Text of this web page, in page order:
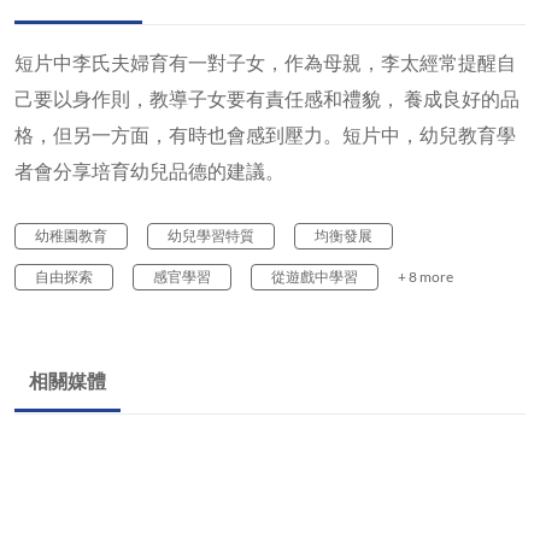
短片中李氏夫婦育有一對子女，作為母親，李太經常提醒自
己要以身作則，教導子女要有責任感和禮貌， 養成良好的品
格，但另一方面，有時也會感到壓力。短片中，幼兒教育學
者會分享培育幼兒品德的建議。
幼稚園教育 幼兒學習特質 均衡發展
自由探索 感官學習 從遊戲中學習 + 8 more
相關媒體